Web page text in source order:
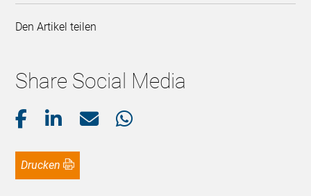
Den Artikel teilen
Share Social Media
Drucken